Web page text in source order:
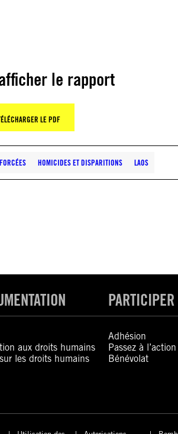
le rapport
LE PDF
HOMICIDES ET DISPARITIONS LAOS
aux droits humains
les droits humains
PARTICIPER
Adhésion
Passez à l’action
Bénévolat